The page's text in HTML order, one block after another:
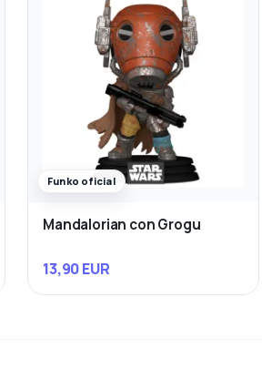
Funko oficial
Mandalorian con Grogu
13,90 EUR